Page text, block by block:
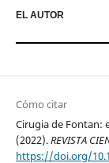
EL AUTOR
Cómo citar
Cirugia de Fontan:
(2022).REVISTA
https://doi.org/